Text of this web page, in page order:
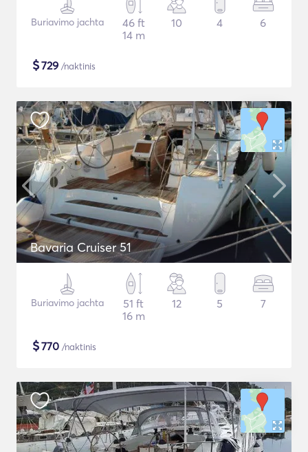
Buriavimo jachta
46 ft
14 m
10 4 6
$729 /naktinis
Bavaria Cruiser 51
Buriavimo jachta
51 ft
16 m
12 5 7
$770 /naktinis